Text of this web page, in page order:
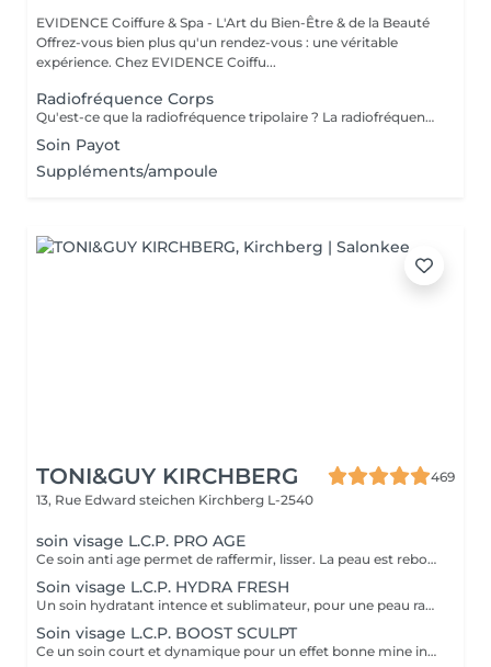
EVIDENCE Coiffure & Spa - L'Art du Bien-Être & de la Beauté
Offrez-vous bien plus qu'un rendez-vous : une véritable
expérience. Chez EVIDENCE Coiffu...
Radiofréquence Corps
Qu'est-ce que la radiofréquence tripolaire ? La radiofréquence tripolaire est l'une des méthodes non invasives les plus efficaces pour raffermir et tonifier visiblement la peau. La peau perd naturellement son élasticité et sa souplesse à cause du processus de vieillissement ou des fluctuations de poids, et à mesure que la peau s'amincit, les signes du temps deviennent plus fréquents. L'énergie radiofréquence stimule la contraction des fibres de collagène existantes et la production de nouvelles cellules pour lisser, tonifier et raffermir la peau. Les zones de traitement comprennent : Cou (uniquement sur les côtés et jamais devant); Double menton - Double menton ; Front; Autour des yeux; Joues; moustache chinoise; région de la mâchoire.
Soin Payot
Suppléments/ampoule
TONI&GUY KIRCHBERG
469
13, Rue Edward steichen Kirchberg L-2540
soin visage L.C.P. PRO AGE
Ce soin anti age permet de raffermir, lisser. La peau est reboostée .Le rides et cernes sont atténuées
Soin visage L.C.P. HYDRA FRESH
Un soin hydratant intence et sublimateur, pour une peau rayonnante. La peau retrouve toute sa sourplesse et son éclat
Soin visage L.C.P. BOOST SCULPT
Ce un soin court et dynamique pour un effet bonne mine instantané.